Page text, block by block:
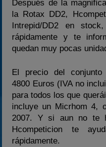
Después de la
la Rotax DD2,
Intrepid/DD2 en
rápidamente y te
quedan muy pocas
El precio del conjunto
4800 Euros (IVA no
para todos los que
incluye un Micrhom 4,
2007. Y si aun no te
Hcompeticion te
rápidamente.